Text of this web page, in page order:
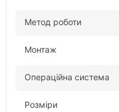
Метод роботи
Монтаж
Операційна система
Розміри